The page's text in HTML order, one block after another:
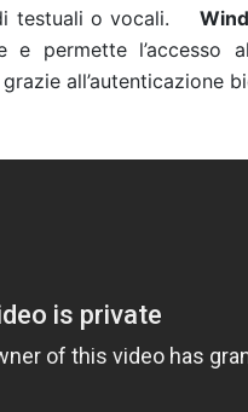
testuali o vocali.
e permette l’accesso
all’autenticazione